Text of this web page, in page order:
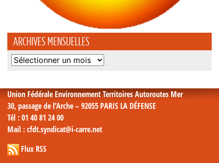
ARCHIVES MENSUELLES
Archives
Union Fédérale Environnement Territoires Autoroutes Mer
30, passage de l’Arche – 92055 PARIS LA DÉFENSE
Tél : 01 40 81 24 00
Mail : cfdt.syndicat@i-carre.net
Flux RSS